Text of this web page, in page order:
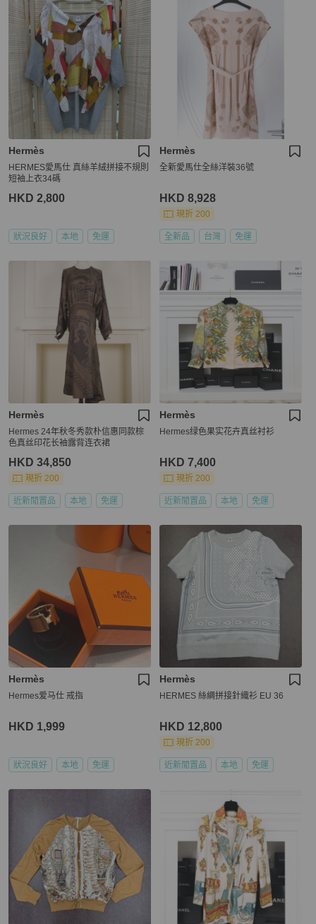
Hermès
HERMES愛馬仕 真絲羊絨拼接不規則
短袖上衣34碼
HKD 2,800
狀況良好 本地 免運
Hermès
全新愛馬仕全絲洋裝36號
HKD 8,928
現折 200
全新品 台灣 免運
Hermès
Hermes 24年秋冬秀款朴信惠同款棕
色真丝印花长袖露背连衣裙
HKD 34,850
現折 200
近新閒置品 本地 免運
Hermès
Hermes绿色果实花卉真丝衬衫
HKD 7,400
現折 200
近新閒置品 本地 免運
Hermès
Hermes爱马仕 戒指
HKD 1,999
狀況良好 本地 免運
Hermès
HERMES 絲綢拼接針織衫 EU 36
HKD 12,800
現折 200
近新閒置品 本地 免運